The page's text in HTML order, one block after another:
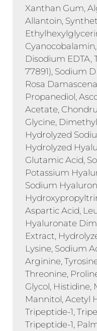
Xanthan Gum,
Allantoin,
Cyanocobalamin,
Disodium EDTA,
77891), Sodium
Rosa
Propanediol,
Acetate,
Glycine,
Hydrolyzed
Hydrolyzed
Glutamic Acid,
Potassium
Sodium
Aspartic Acid,
Hyaluronate
Extract,
Lysine, Sodium
Arginine,
Threonine,
Glycol, Histidine,
Mannitol, Acetyl
Tripeptide-1,
Tripeptide-1,